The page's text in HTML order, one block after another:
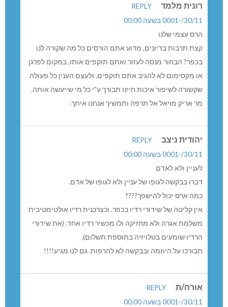
רונית מלמד
REPLY
30/11/-0001 בשעה 00:00
הרס עצמי שלנו
קצת תרבות בדיונים, מדוע אתם הורסים כל מה שקורה לנו
בכפר? הבחור מנסה לעזור ואתם תוקפים אותו, במקום לפרגן
או מקסימום לא להגיב אתם תוקפים. ולעצם הענין כל פעולה
שקשורה לשיפור איכות חיינו תבורך ע”י כל מי שייעשה אותה.
מר אריק מויאל אל תרפה ותמשיך אנחנו איתך.
יהודית ניצב
REPLY
30/11/-0001 בשעה 00:00
לעניין ולא לאדם
דברו בבקשה לגופו של עניין ולא לגופו של אדם.
כמה ארס יכול להישפך????
אין קליטה של שידורי רדיו בכפר. וכצרכנית רדיו אולטימטיבית
משלמת אגרה ולא מחזיקה ולו מכשיר רדיו אחד. (את שידורי
הרדיו שומעים בטלויזיה בתוספת תשלום).
תבורכו על היוזמה ובבקשה לא להרפות. גם לנו מגיע!!!!
אורח/ת
REPLY
30/11/-0001 בשעה 00:00